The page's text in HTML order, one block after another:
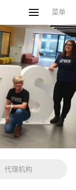
菜单
菜单
繁體中文
代理机构